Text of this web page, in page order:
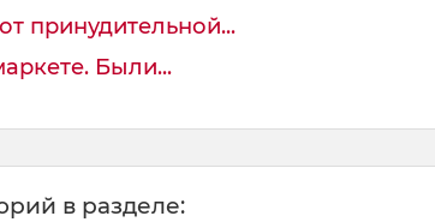
принудительной...
Были...
в разделе: